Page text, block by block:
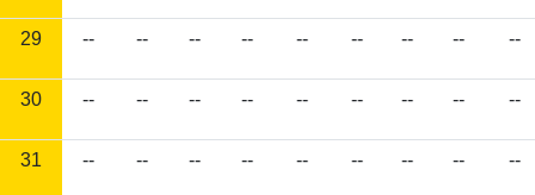
29 -- -- -- -- -- -- -- -- --
30 -- -- -- -- -- -- -- -- --
31 -- -- -- -- -- -- -- -- --